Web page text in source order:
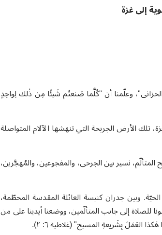
إلى غزة
وعلّمنا أن "كُلَّما صَنعتُم شَيئًا مِن ذٰلك لِواحِدٍ
تلك الأرض الجريحة التي تنهشها الآلام المتواصلة
المتألّم، نسير بين الجرحى، والمفجوعين، والمُهجَّرين،
وبين جدران كنيسة العائلة المقدسة المحطّمة،
للصلاة إلى جانب المتألّمين، ووضعنا أيدينا على من
العَمَلَ بِشَريعةِ المسيح" (غلاطية ٦: ٢
).